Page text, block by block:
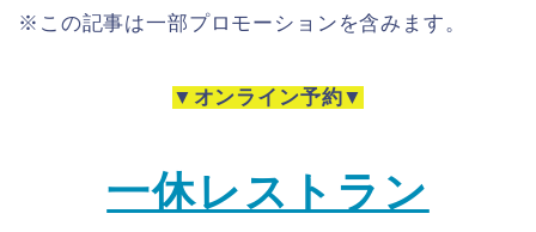
※この記事は一部プロモーションを含みます。
▼オンライン予約▼
一休レストラン